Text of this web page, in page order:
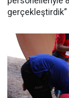
gerçekleştirdik”